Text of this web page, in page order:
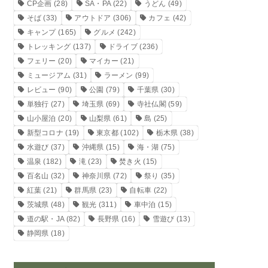
CP企画 (28) SA・PA(22) うどん (49)
そば (33) アウトドア (306) カフェ (42)
キャンプ(165) グルメ (242)
トレッキング (137) ドライブ (236)
フェリー (20) マイカー (21)
ミュージアム (31) ラーメン (99)
レビュー (90) 公園 (79) 千葉県 (30)
単独行 (27) 埼玉県 (69) 寺社仏閣 (59)
山小屋泊 (20) 山梨県 (61) 島 (25)
新型コロナ (19) 東京都 (102) 栃木県 (38)
水遊び (37) 沖縄県 (15) 海・湖 (75)
温泉 (182) 滝 (23) 焚き火 (15)
百名山 (32) 神奈川県 (72) 祭り (35)
紅葉 (21) 群馬県 (23) 自転車 (22)
茨城県 (48) 観光 (311) 車中泊 (15)
道の駅・JA(82) 長野県 (16) 雪遊び (13)
静岡県 (18)